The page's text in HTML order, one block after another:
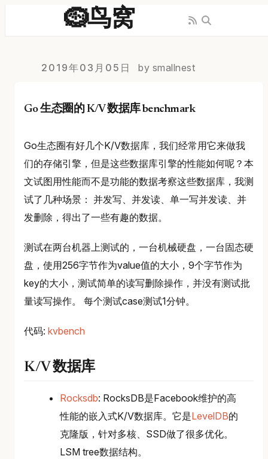
🪹鸟窝
2019年03月05日 by smallnest
Go 生态圈的 K/V 数据库 benchmark
Go生态圈有好几个K/V数据库，我们经常用它来做我
们的存储引擎，但是这些数据库引擎的性能如何呢？本
文试图用性能而不是功能的数据考察这些数据库，我测
试了几种场景： 并发写、并发读、单一写并发读、并
发删除，得出了一些有趣的数据。
测试在两台机器上测试的，一台机械硬盘，一台固态硬
盘，使用256字节作为value值的大小，9个字节作为
key的大小，测试简单的读写删除操作，并没有测试批
量读写操作。 每个测试case测试1分钟。
代码: kvbench
K/V 数据库
Rocksdb: RocksDB是Facebook维护的高
性能的嵌入式K/V数据库。它是LevelDB的
克隆版，针对多核、SSD做了很多优化。
LSM tree数据结构。